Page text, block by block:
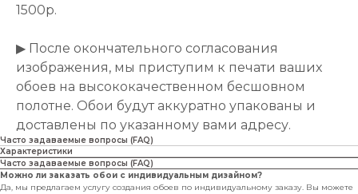
1500р.
▶ После окончательного согласования
изображения, мы приступим к печати ваших
обоев на высококачественном бесшовном
полотне. Обои будут аккуратно упакованы и
доставлены по указанному вами адресу.
Часто задаваемые вопросы (FAQ)
Характеристики
Часто задаваемые вопросы (FAQ)
Можно ли заказать обои с индивидуальным дизайном?
Да, мы предлагаем услугу создания обоев по индивидуальному заказу. Вы можете